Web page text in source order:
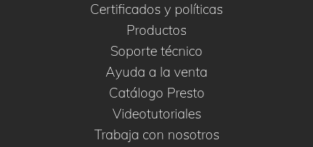
Certificados y políticas
Productos
Soporte técnico
Ayuda a la venta
Catálogo Presto
Videotutoriales
Trabaja con nosotros